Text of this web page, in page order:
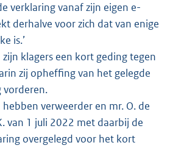
verklaring vanaf zijn eigen e-
derhalve voor zich dat van enige
is.’
klagers een kort geding tegen
zij opheffing van het gelegde
vorderen.
verweerder en mr. O. de
van 1 juli 2022 met daarbij de
overgelegd voor het kort